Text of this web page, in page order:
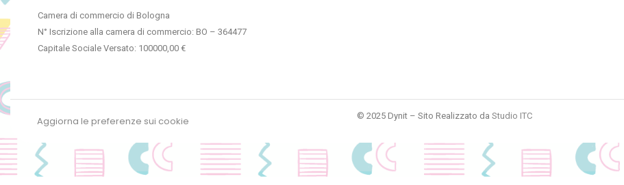
Camera di commercio di Bologna
N° Iscrizione alla camera di commercio: BO – 364477
Capitale Sociale Versato: 100000,00 €
Aggiorna le preferenze sui cookie © 2025 Dynit – Sito Realizzato daStudio ITC